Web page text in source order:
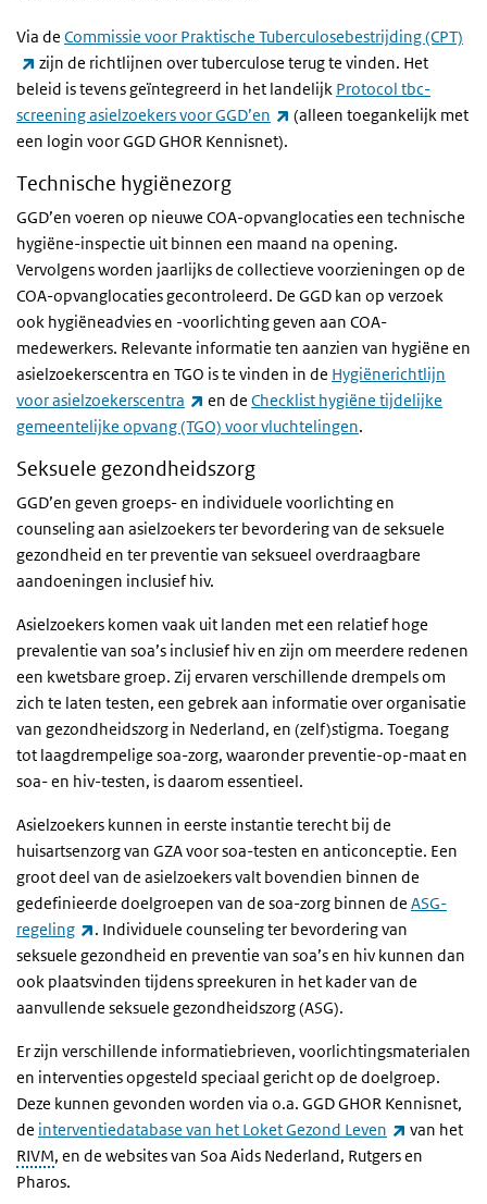
Via de Commissie voor Praktische Tuberculosebestrijding (CPT)
(externe link)
zijn de richtlijnen over tuberculose terug te vinden. Het
beleid is tevens geïntegreerd in het landelijk Protocol tbc-
screening asielzoekers voor GGD’en
(externe link)
(alleen toegankelijk met
een login voor GGD GHOR Kennisnet).
Technische hygiënezorg
GGD’en voeren op nieuwe COA-opvanglocaties een technische
hygiëne-inspectie uit binnen een maand na opening.
Vervolgens worden jaarlijks de collectieve voorzieningen op de
COA-opvanglocaties gecontroleerd. De GGD kan op verzoek
ook hygiëneadvies en -voorlichting geven aan COA-
medewerkers. Relevante informatie ten aanzien van hygiëne en
asielzoekerscentra en TGO is te vinden in de Hygiënerichtlijn
voor asielzoekerscentra
(externe link)
en deChecklist hygiëne tijdelijke
gemeentelijke opvang (TGO) voor vluchtelingen.
Seksuele gezondheidszorg
GGD’en geven groeps- en individuele voorlichting en
counseling aan asielzoekers ter bevordering van de seksuele
gezondheid en ter preventie van seksueel overdraagbare
aandoeningen inclusief hiv.
Asielzoekers komen vaak uit landen met een relatief hoge
prevalentie van soa’s inclusief hiv en zijn om meerdere redenen
een kwetsbare groep. Zij ervaren verschillende drempels om
zich te laten testen, een gebrek aan informatie over organisatie
van gezondheidszorg in Nederland, en (zelf)stigma. Toegang
tot laagdrempelige soa-zorg, waaronder preventie-op-maat en
soa- en hiv-testen, is daarom essentieel.
Asielzoekers kunnen in eerste instantie terecht bij de
huisartsenzorg van GZA voor soa-testen en anticonceptie. Een
groot deel van de asielzoekers valt bovendien binnen de
gedefinieerde doelgroepen van de soa-zorg binnen de ASG-
regeling
(externe link)
. Individuele counseling ter bevordering van
seksuele gezondheid en preventie van soa’s en hiv kunnen dan
ook plaatsvinden tijdens spreekuren in het kader van de
aanvullende seksuele gezondheidszorg (ASG).
Er zijn verschillende informatiebrieven, voorlichtingsmaterialen
en interventies opgesteld speciaal gericht op de doelgroep.
Deze kunnen gevonden worden via o.a. GGD GHOR Kennisnet,
de interventiedatabase van het Loket Gezond Leven (externe
van het
RIVM, en de websites van Soa Aids Nederland, Rutgers en
Pharos.